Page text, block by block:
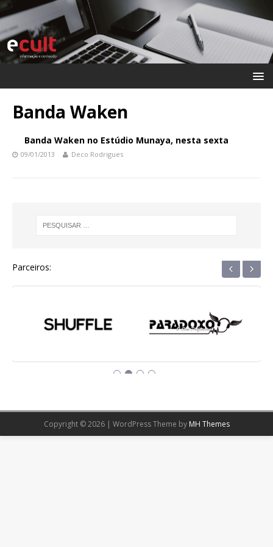
Banda Waken
Banda Waken no Estúdio Munaya, nesta sexta
09/01/2013 Deco Rodrigues
Parceiros: ‹ ›
Copyright © 2026 | WordPress Theme by MH Themes